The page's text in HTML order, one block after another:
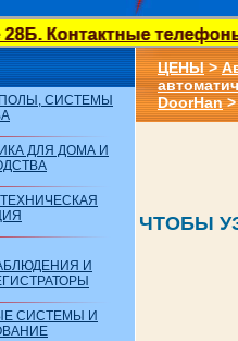
телефоны:
СИСТЕМЫ
ДЛЯ ДОМА И
И
СИСТЕМЫ И
ЦЕНЫ>
DoorHan>
ЧТОБЫ